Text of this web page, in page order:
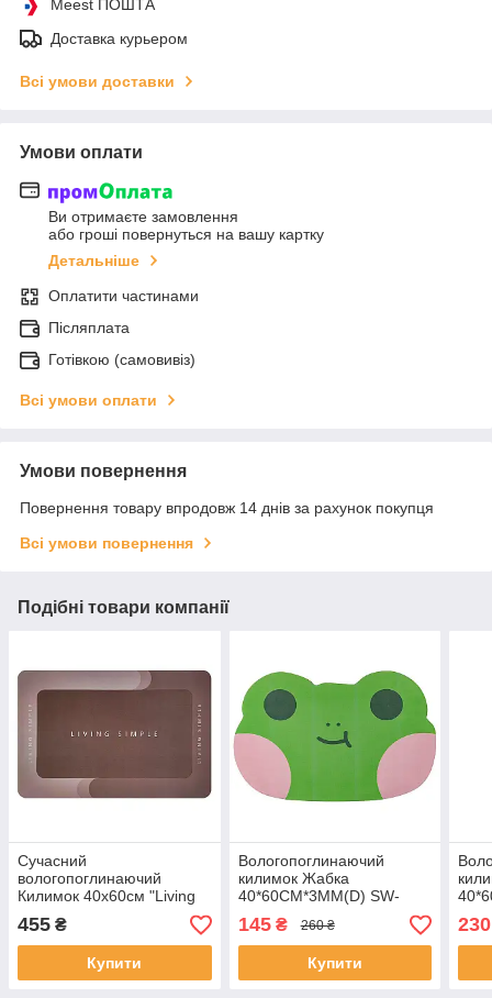
Meest ПОШТА
Доставка курьером
Всі умови доставки
Умови оплати
Ви отримаєте замовлення
або гроші повернуться на вашу картку
Детальніше
Оплатити частинами
Післяплата
Готівкою (самовивіз)
Всі умови оплати
Умови повернення
Повернення товару впродовж 14 днів за рахунок покупця
Всі умови повернення
Подібні товари компанії
Сучасний
вологопоглинаючий
Килимок 40х60см "Living
simple"
455 ₴
Купити
Вологопоглинаючий
килимок Жабка
40*60CM*3MM(D) SW-
00002560
145₴ 260 ₴
Купити
230